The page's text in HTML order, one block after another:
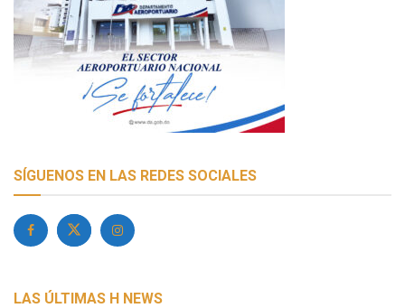
SÍGUENOS EN LAS REDES SOCIALES
LAS ÚLTIMAS H NEWS